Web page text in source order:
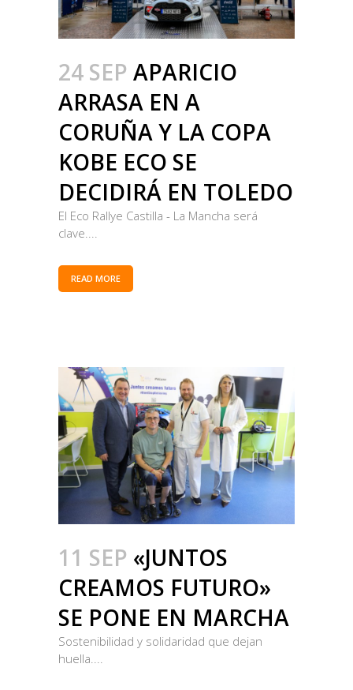
24 SEP APARICIO
ARRASA EN A
CORUÑA Y LA COPA
KOBE ECO SE
DECIDIRÁ EN TOLEDO
El Eco Rallye Castilla - La Mancha será
clave....
READ MORE
11 SEP «JUNTOS
CREAMOS FUTURO»
SE PONE EN MARCHA
Sostenibilidad y solidaridad que dejan
huella....